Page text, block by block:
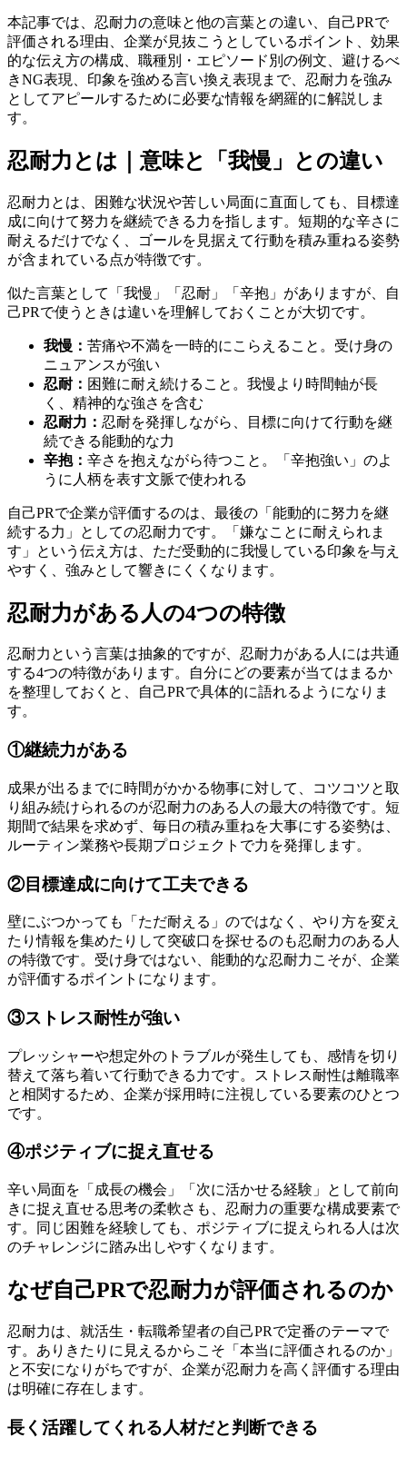
本記事では、忍耐力の意味と他の言葉との違い、自己PRで
評価される理由、企業が見抜こうとしているポイント、効果
的な伝え方の構成、職種別・エピソード別の例文、避けるべ
きNG表現、印象を強める言い換え表現まで、忍耐力を強み
としてアピールするために必要な情報を網羅的に解説しま
す。
忍耐力とは｜意味と「我慢」との違い
忍耐力とは、困難な状況や苦しい局面に直面しても、目標達
成に向けて努力を継続できる力を指します。短期的な辛さに
耐えるだけでなく、ゴールを見据えて行動を積み重ねる姿勢
が含まれている点が特徴です。
似た言葉として「我慢」「忍耐」「辛抱」がありますが、自
己PRで使うときは違いを理解しておくことが大切です。
我慢： 苦痛や不満を一時的にこらえること。受け身の
ニュアンスが強い
忍耐： 困難に耐え続けること。我慢より時間軸が長
く、精神的な強さを含む
忍耐力： 忍耐を発揮しながら、目標に向けて行動を継
続できる能動的な力
辛抱： 辛さを抱えながら待つこと。「辛抱強い」のよ
うに人柄を表す文脈で使われる
自己PRで企業が評価するのは、最後の「能動的に努力を継
続する力」としての忍耐力です。「嫌なことに耐えられま
す」という伝え方は、ただ受動的に我慢している印象を与え
やすく、強みとして響きにくくなります。
忍耐力がある人の4つの特徴
忍耐力という言葉は抽象的ですが、忍耐力がある人には共通
する4つの特徴があります。自分にどの要素が当てはまるか
を整理しておくと、自己PRで具体的に語れるようになりま
す。
①継続力がある
成果が出るまでに時間がかかる物事に対して、コツコツと取
り組み続けられるのが忍耐力のある人の最大の特徴です。短
期間で結果を求めず、毎日の積み重ねを大事にする姿勢は、
ルーティン業務や長期プロジェクトで力を発揮します。
②目標達成に向けて工夫できる
壁にぶつかっても「ただ耐える」のではなく、やり方を変え
たり情報を集めたりして突破口を探せるのも忍耐力のある人
の特徴です。受け身ではない、能動的な忍耐力こそが、企業
が評価するポイントになります。
③ストレス耐性が強い
プレッシャーや想定外のトラブルが発生しても、感情を切り
替えて落ち着いて行動できる力です。ストレス耐性は離職率
と相関するため、企業が採用時に注視している要素のひとつ
です。
④ポジティブに捉え直せる
辛い局面を「成長の機会」「次に活かせる経験」として前向
きに捉え直せる思考の柔軟さも、忍耐力の重要な構成要素で
す。同じ困難を経験しても、ポジティブに捉えられる人は次
のチャレンジに踏み出しやすくなります。
なぜ自己PRで忍耐力が評価されるのか
忍耐力は、就活生・転職希望者の自己PRで定番のテーマで
す。ありきたりに見えるからこそ「本当に評価されるのか」
と不安になりがちですが、企業が忍耐力を高く評価する理由
は明確に存在します。
長く活躍してくれる人材だと判断できる